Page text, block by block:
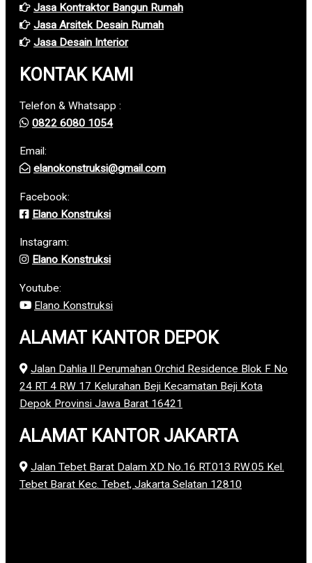
Jasa Kontraktor Bangun Rumah
Jasa Arsitek Desain Rumah
Jasa Desain Interior
KONTAK KAMI
Telefon & Whatsapp :
0822 6080 1054
Email:
elanokonstruksi@gmail.com
Facebook:
Elano Konstruksi
Instagram:
Elano Konstruksi
Youtube:
Elano Konstruksi
ALAMAT KANTOR DEPOK
Jalan Dahlia II Perumahan Orchid Residence Blok F No
24 RT 4 RW 17 Kelurahan Beji Kecamatan Beji Kota
Depok Provinsi Jawa Barat 16421
ALAMAT KANTOR JAKARTA
Jalan Tebet Barat Dalam XD No.16 RT.013 RW.05 Kel.
Tebet Barat Kec. Tebet, Jakarta Selatan 12810